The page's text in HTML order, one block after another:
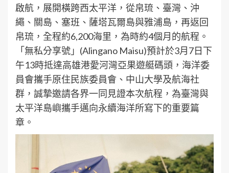
啟航，展開橫跨西太平洋，從帛琉、臺灣、沖
繩、關島、塞班、薩塔瓦爾島與雅浦島，再返回
帛琉，全程約6,200海里，為時約4個月的航程。
「無私分享號」(Alingano Maisu)預計於3月7日下
午13時抵達高雄港愛河灣亞果遊艇碼頭，海洋委
員會攜手原住民族委員會、中山大學及航海社
群，誠摯邀請各界一同見證本次航程，為臺灣與
太平洋島嶼攜手邁向永續海洋所寫下的重要篇
章。